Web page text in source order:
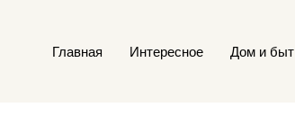
Главная Интересное Дом и быт